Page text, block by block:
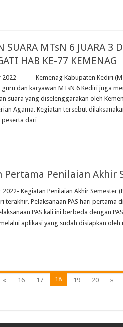
SUARA MTsN 6 JUARA 3
HAB KE-77 KEMENAG
2022 Kemenag Kabupaten Kediri
dan karyawan MTsN 6 Kediri juga
suara yang diselenggarakan oleh
Agama. Kegiatan tersebut
peserta dari …
Pertama Penilaian Akhir
Kegiatan Penilaian Akhir Semester
terakhir. Pelaksanaan PAS hari pertama
PAS kali ini berbeda dengan
aplikasi yang sudah disiapkan
« 16 17 18 19 20 »